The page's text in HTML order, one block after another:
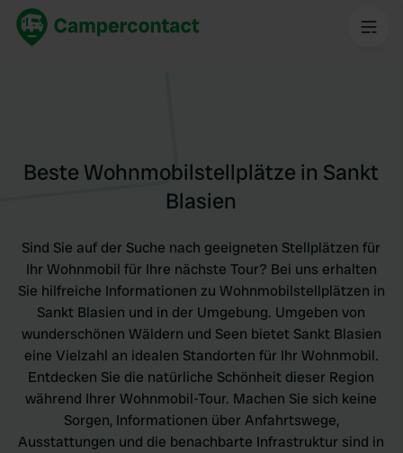
Beste Wohnmobilstellplätze in Sankt
Blasien
Sind Sie auf der Suche nach geeigneten Stellplätzen für
Ihr Wohnmobil für Ihre nächste Tour? Bei uns erhalten
Sie hilfreiche Informationen zu Wohnmobilstellplätzen in
Sankt Blasien und in der Umgebung. Umgeben von
wunderschönen Wäldern und Seen bietet Sankt Blasien
eine Vielzahl an idealen Standorten für Ihr Wohnmobil.
Entdecken Sie die natürliche Schönheit dieser Region
während Ihrer Wohnmobil-Tour. Machen Sie sich keine
Sorgen, Informationen über Anfahrtswege,
Ausstattungen und die benachbarte Infrastruktur sind in